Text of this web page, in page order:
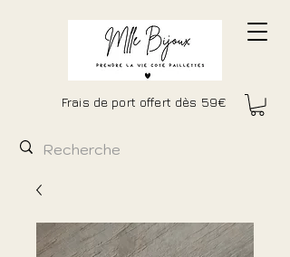
Frais de port offert dès 59€